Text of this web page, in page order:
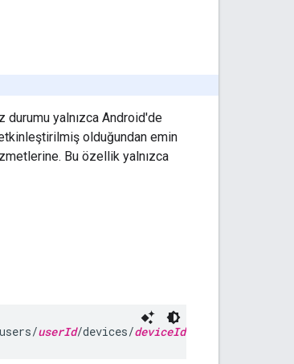
durumu yalnızca Android'de
etkinleştirilmiş olduğundan emin
Bu özellik yalnızca
userId/devices/deviceId/state